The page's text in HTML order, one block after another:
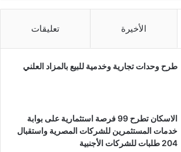
الأخيرة تعليقات
طرح وحدات تجارية وخدمية للبيع بالمزاد العلني
الاسكان تطرح 99 فرصة استثمارية على بوابة
خدمات المستثمرين للشركات المصرية واستقبال
204 طلبات للشركات الأجنبية